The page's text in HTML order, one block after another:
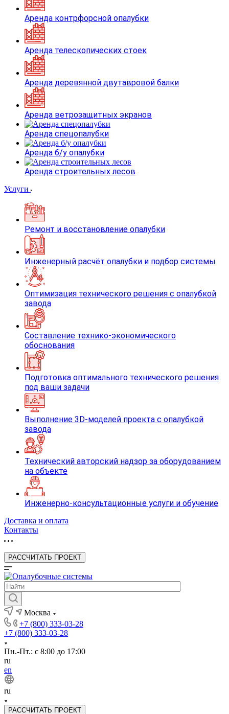
Аренда контрфорсной опалубки
Аренда телескопических стоек
Аренда деревянной двутавровой балки
Аренда ветрозащитных экранов
Аренда спецопалубки
Аренда б/у опалубки
Аренда строительных лесов
Услуги
Ремонт и восстановление опалубки
Инженерный расчёт опалубки и подбор системы
Оптимизация технического решения с опалубкой
завода
Составление технико-экономического
обоснования
Подготовка оптимального технического решения
под ваши задачи
Выполнение 3D-моделей проекта с опалубкой
завода
Технический авторский надзор за оборудованием
на объекте
Инженерно-консультационные услуги и обучение
Доставка и оплата
Контакты
РАССЧИТАТЬ ПРОЕКТ
Москва
+7 (800) 333-03-28
+7 (800) 333-03-28
Пн.-Пт.: с 8:00 до 17:00
ru
en
ru
РАССЧИТАТЬ ПРОЕКТ